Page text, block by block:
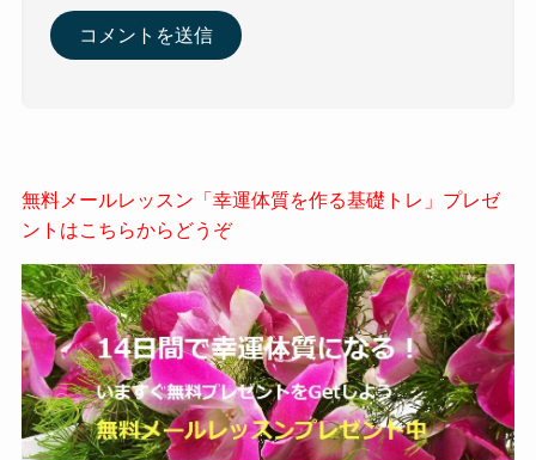
無料メールレッスン「幸運体質を作る基礎トレ」プレゼ
ントはこちらからどうぞ